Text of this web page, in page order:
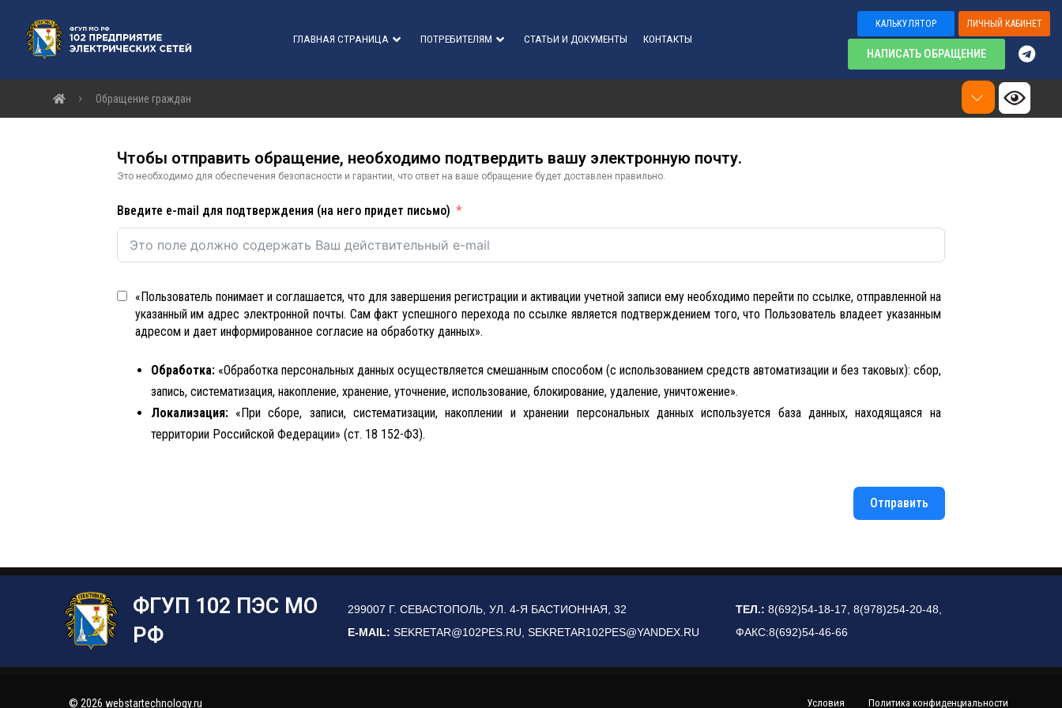
ГЛАВНАЯ СТРАНИЦА ПОТРЕБИТЕЛЯМ СТАТЬИ И ДОКУМЕНТЫ КОНТАКТЫ
КАЛЬКУЛЯТОР ЛИЧНЫЙ КАБИНЕТ
НАПИСАТЬ ОБРАЩЕНИЕ
Обращение граждан
Чтобы отправить обращение, необходимо подтвердить вашу электронную почту.
Это необходимо для обеспечения безопасности и гарантии, что ответ на ваше обращение будет доставлен правильно.
Введите e-mail для подтверждения (на него придет письмо)
«Пользователь понимает и соглашается, что для завершения регистрации и активации учетной записи ему необходимо перейти по ссылке, отправленной на
указанный им адрес электронной почты. Сам факт успешного перехода по ссылке является подтверждением того, что Пользователь владеет указанным
адресом и дает информированное согласие на обработку данных».
Обработка:«Обработка персональных данных осуществляется смешанным способом (с использованием средств автоматизации и без таковых): сбор,
запись, систематизация, накопление, хранение, уточнение, использование, блокирование, удаление, уничтожение».
Локализация:«При сборе, записи, систематизации, накоплении и хранении персональных данных используется база данных, находящаяся на
территории Российской Федерации» (ст. 18 152-ФЗ).
Отправить
ФГУП 102 ПЭС МО
РФ
299007 Г. СЕВАСТОПОЛЬ, УЛ. 4-Я БАСТИОННАЯ, 32
E-MAIL: SEKRETAR@102PES.RU, SEKRETAR102PES@YANDEX.RU
ТЕЛ.: 8(692)54-18-17, 8(978)254-20-48,
ФАКС:8(692)54-46-66
© 2026 webstartechnology.ru Политика конфиденциальности
Условия